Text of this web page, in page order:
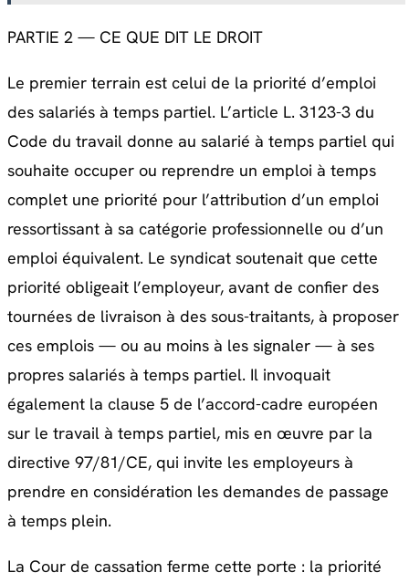
PARTIE 2 — CE QUE DIT LE DROIT
Le premier terrain est celui de la priorité d’emploi
des salariés à temps partiel. L’article L. 3123-3 du
Code du travail donne au salarié à temps partiel qui
souhaite occuper ou reprendre un emploi à temps
complet une priorité pour l’attribution d’un emploi
ressortissant à sa catégorie professionnelle ou d’un
emploi équivalent. Le syndicat soutenait que cette
priorité obligeait l’employeur, avant de confier des
tournées de livraison à des sous-traitants, à proposer
ces emplois — ou au moins à les signaler — à ses
propres salariés à temps partiel. Il invoquait
également la clause 5 de l’accord-cadre européen
sur le travail à temps partiel, mis en œuvre par la
directive 97/81/CE, qui invite les employeurs à
prendre en considération les demandes de passage
à temps plein.
La Cour de cassation ferme cette porte : la priorité